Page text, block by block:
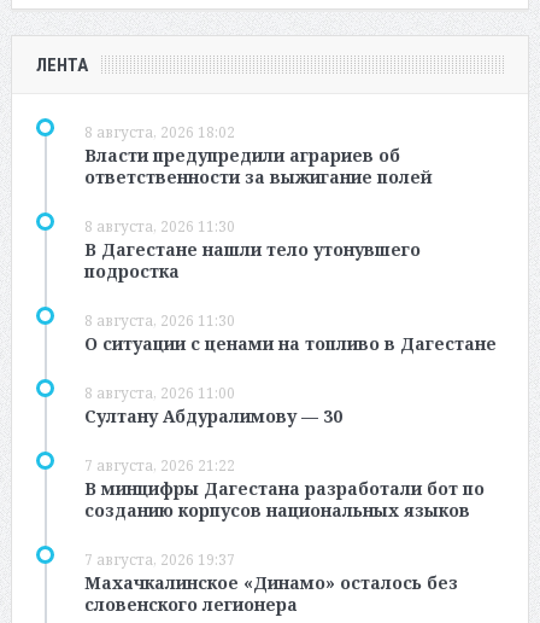
ЛЕНТА
8 августа, 2026 18:02
Власти предупредили аграриев об
ответственности за выжигание полей
8 августа, 2026 11:30
В Дагестане нашли тело утонувшего
подростка
8 августа, 2026 11:30
О ситуации с ценами на топливо в Дагестане
8 августа, 2026 11:00
Султану Абдуралимову — 30
7 августа, 2026 21:22
В минцифры Дагестана разработали бот по
созданию корпусов национальных языков
7 августа, 2026 19:37
Махачкалинское «Динамо» осталось без
словенского легионера